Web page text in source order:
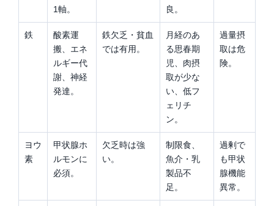
1軸。
良。
鉄
酸素運
搬、エネ
ルギー代
謝、神経
発達。
鉄欠乏・貧血
では有用。
月経のあ
る思春期
児、肉摂
取が少な
い、低フ
ェリチ
ン。
過量摂
取は危
険。
ヨウ
素
甲状腺ホ
ルモンに
必須。
欠乏時は強
い。
制限食、
魚介・乳
製品不
足。
過剰で
も甲状
腺機能
異常。